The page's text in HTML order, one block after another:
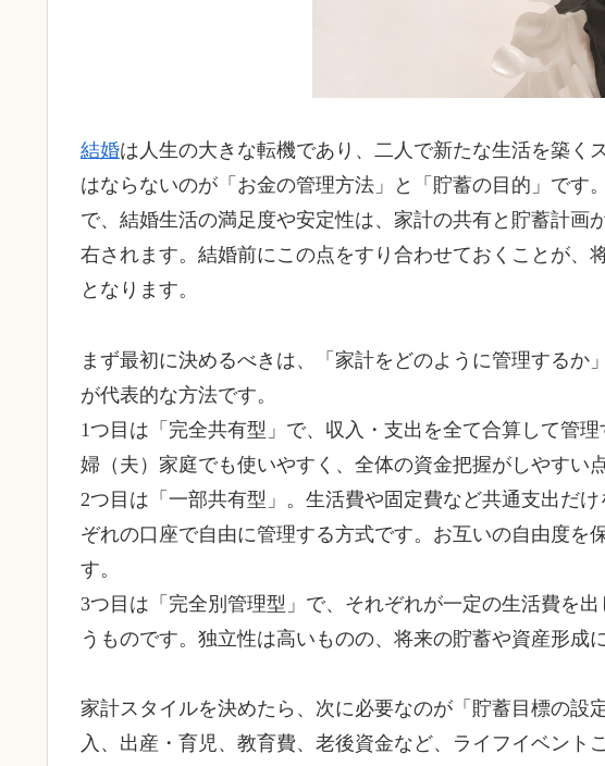
結婚は人生の大きな転機であり、二人で新たな生活を築く
はならないのが「お金の管理方法」と「貯蓄の目的」です
で、結婚生活の満足度や安定性は、家計の共有と貯蓄計画
右されます。結婚前にこの点をすり合わせておくことが、
となります。
まず最初に決めるべきは、「家計をどのように管理するか
が代表的な方法です。
1つ目は「完全共有型」で、収入・支出を全て合算して管
婦（夫）家庭でも使いやすく、全体の資金把握がしやすい
2つ目は「一部共有型」。生活費や固定費など共通支出だ
ぞれの口座で自由に管理する方式です。お互いの自由度を
す。
3つ目は「完全別管理型」で、それぞれが一定の生活費を
うものです。独立性は高いものの、将来の貯蓄や資産形成
家計スタイルを決めたら、次に必要なのが「貯蓄目標の設
入、出産・育児、教育費、老後資金など、ライフイベント